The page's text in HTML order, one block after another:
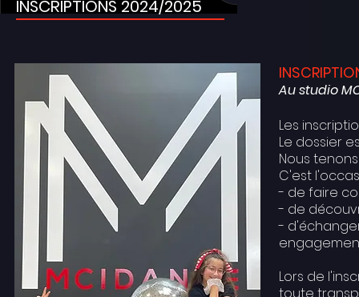
Au studio
Les
Le dossier
Nous
C'est
- de faire
- de
-
Lors de
INSCRIPTIONS 2024/2025